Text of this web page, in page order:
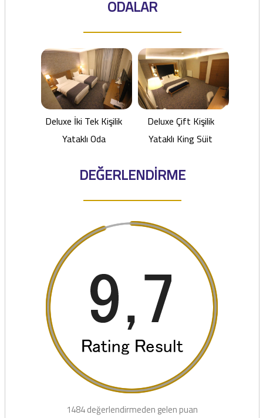
ODALAR
Deluxe İki Tek Kişilik
Yataklı Oda
Deluxe Çift Kişilik
Yataklı King Süit
DEĞERLENDİRME
1484 değerlendirmeden gelen puan